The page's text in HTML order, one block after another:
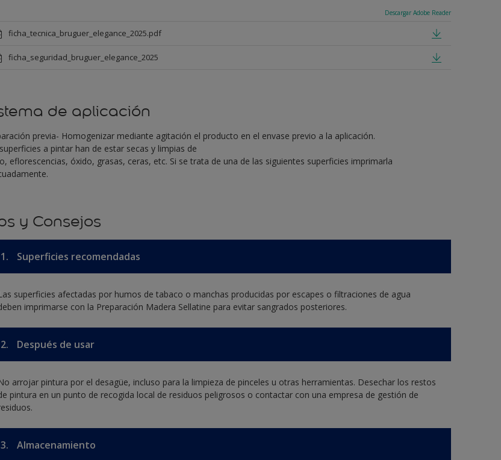
Descargar Adobe Reader
ficha_tecnica_bruguer_elegance_2025.pdf
ficha_seguridad_bruguer_elegance_2025
de aplicación
previa- Homogenizar mediante agitación el producto en el envase previo a la aplicación.
a pintar han de estar secas y limpias de
eflorescencias, óxido, grasas, ceras, etc. Si se trata de una de las siguientes superficies imprimarla
y Consejos
1. Superficies recomendadas
superficies afectadas por humos de tabaco o manchas producidas por escapes o filtraciones de agua
imprimarse con la Preparación Madera Sellatine para evitar sangrados posteriores.
2. Después de usar
arrojar pintura por el desagüe, incluso para la limpieza de pinceles u otras herramientas. Desechar los restos
pintura en un punto de recogida local de residuos peligrosos o contactar con una empresa de gestión de
3. Almacenamiento